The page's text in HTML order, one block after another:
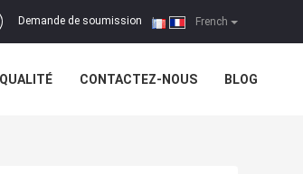
French
Demande de soumission |
CONTACTEZ-NOUS BLOG